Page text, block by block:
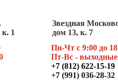
1
Звездная
дом 13, к. 7
Пн-Чт с 9:00 до
Пт-Вс - выходные
+7 (812) 622-15-19
+7 (991) 036-28-32